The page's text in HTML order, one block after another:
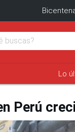
Lo
Perú